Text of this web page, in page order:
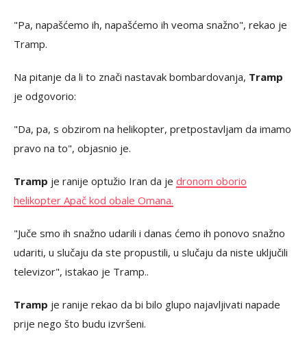
"Pa, napašćemo ih, napašćemo ih veoma snažno", rekao je
Tramp.
Na pitanje da li to znači nastavak bombardovanja, Tramp
je odgovorio:
"Da, pa, s obzirom na helikopter, pretpostavljam da imamo
pravo na to", objasnio je.
Tramp je ranije optužio Iran da je dronom oborio
helikopter Apač kod obale Omana.
"Juče smo ih snažno udarili i danas ćemo ih ponovo snažno
udariti, u slučaju da ste propustili, u slučaju da niste uključili
televizor", istakao je Tramp..
Tramp je ranije rekao da bi bilo glupo najavljivati napade
prije nego što budu izvršeni.